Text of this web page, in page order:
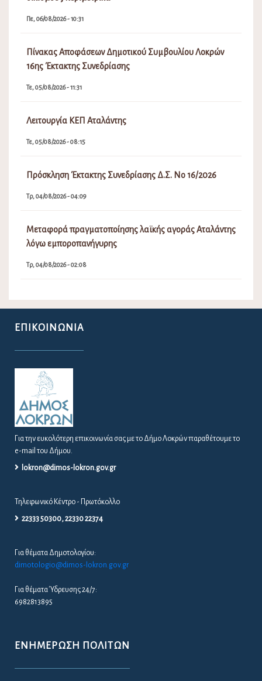
Πε, 06/08/2026 - 10:31
Πίνακας Αποφάσεων Δημοτικού Συμβουλίου Λοκρών
16ης Έκτακτης Συνεδρίασης
Τε, 05/08/2026 - 11:31
Λειτουργία ΚΕΠ Αταλάντης
Τε, 05/08/2026 - 08:15
Πρόσκληση Έκτακτης Συνεδρίασης Δ.Σ. Νο 16/2026
Τρ, 04/08/2026 - 04:09
Μεταφορά πραγματοποίησης λαϊκής αγοράς Αταλάντης
λόγω εμποροπανήγυρης
Τρ, 04/08/2026 - 02:08
ΕΠΙΚΟΙΝΩΝΊΑ
Για την ευκολότερη επικοινωνία σας με το Δήμο Λοκρών παραθέτουμε το
e-mail του Δήμου.
lokron@dimos-lokron.gov.gr
Τηλεφωνικό Κέντρο - Πρωτόκολλο
22333 50300, 22330 22374
Για θέματα Δημοτολογίου:
dimotologio@dimos-lokron.gov.gr
Για θέματα Ύδρευσης 24/7:
6982813895
ΕΝΗΜΈΡΩΣΗ ΠΟΛΙΤΏΝ